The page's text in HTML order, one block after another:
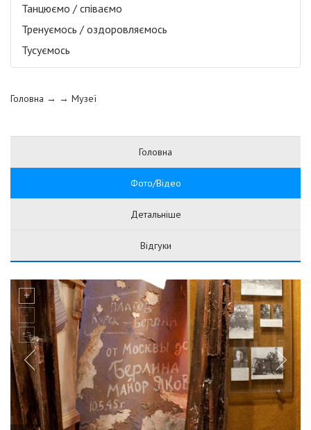
Танцюємо / співаємо
Тренуємось / оздоровляємось
Тусуємось
Головна → → Музеї
Головна
Фото/Відео
Детальніше
Відгуки